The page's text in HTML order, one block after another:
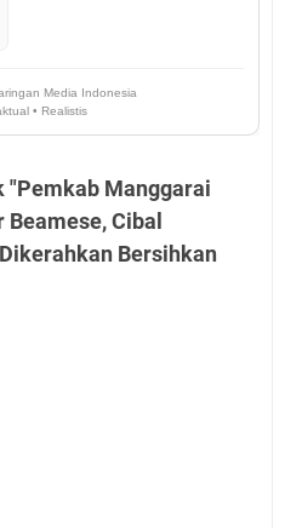
Media Indonesia
• Realistis
"Pemkab Manggarai
Cibal
Bersihkan